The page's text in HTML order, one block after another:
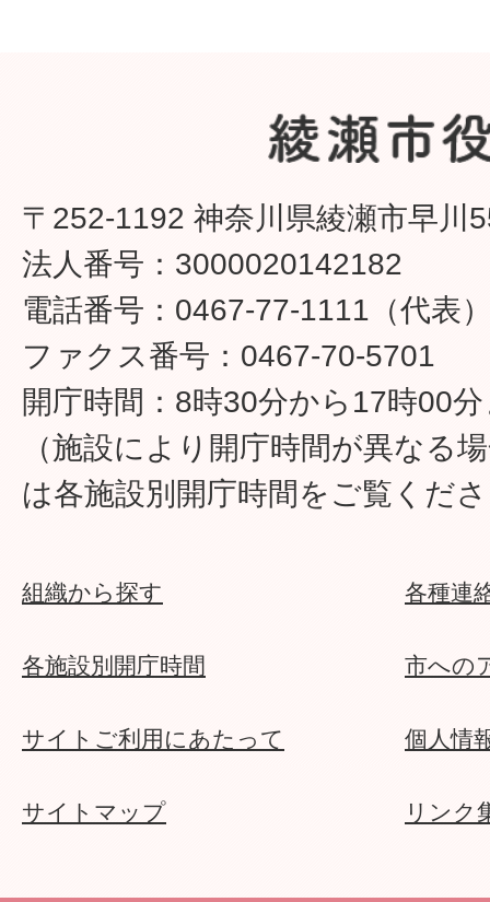
〒252-1192 神奈川県綾瀬市早川
法人番号：3000020142182
電話番号：0467-77-1111（代表
ファクス番号：0467-70-5701
開庁時間：8時30分から17時00
（施設により開庁時間が異なる
は各施設別開庁時間をご覧くだ
組織から探す 各種連
各施設別開庁時間 市への
サイトご利用にあたって 個人情
サイトマップ リンク